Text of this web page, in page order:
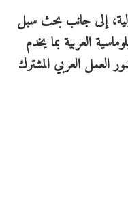
إلى جانب بحث سبل
العربية بما يخدم
العمل العربي المشترك